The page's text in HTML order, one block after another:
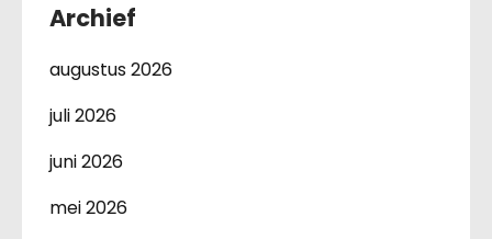
Archief
augustus 2026
juli 2026
juni 2026
mei 2026